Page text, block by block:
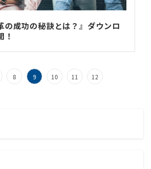
の成功の秘訣とは？』ダウンロ
！
8 9 10 11
12